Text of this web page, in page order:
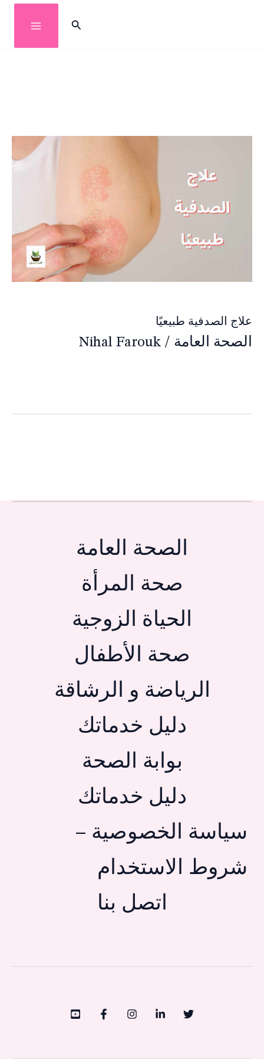
البحث
علاج الصدفية طبيعيًا
الصحة العامة /
Nihal Farouk
الصحة العامة
صحة المرأة
الحياة الزوجية
صحة الأطفال
الرياضة و الرشاقة
دليل خدماتك
بوابة الصحة
دليل خدماتك
سياسة الخصوصية –
شروط الاستخدام
اتصل بنا